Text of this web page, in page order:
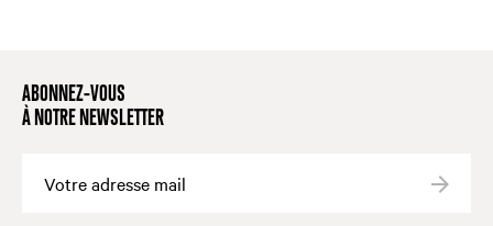
ABONNEZ-VOUS
À NOTRE NEWSLETTER